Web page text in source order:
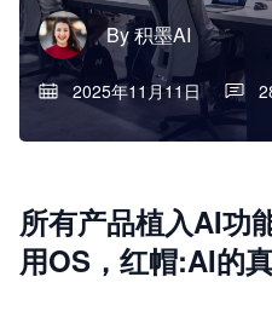
By积墨AI
2025年11月11日
所有产品植入AI功
用OS，红帽:AI的